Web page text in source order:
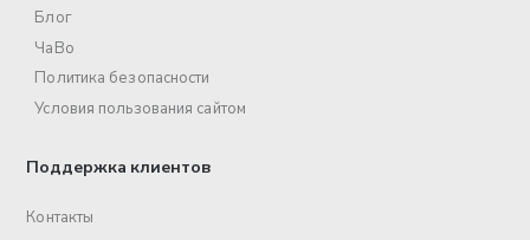
Блог
ЧаВо
Политика безопасности
Условия пользования сайтом
Поддержка клиентов
Контакты